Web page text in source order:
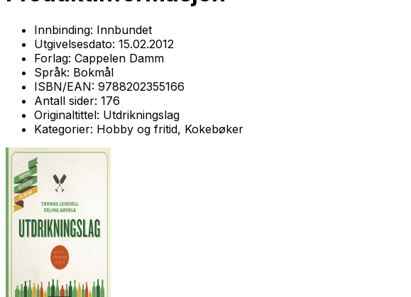
Innbinding: Innbundet
Utgivelsesdato: 15.02.2012
Forlag: Cappelen Damm
Språk: Bokmål
ISBN/EAN: 9788202355166
Antall sider: 176
Originaltittel: Utdrikningslag
Kategorier: Hobby og fritid, Kokebøker